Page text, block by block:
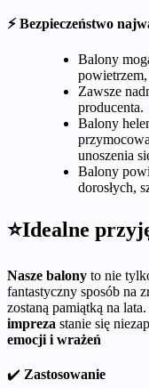
⚡ Bezpieczeństwo
Balony
Zawsze
producenta.
Balony
unoszenia
Balony
dorosłych,
⭐Idealne
Nasze balony to nie
fantastyczny sposób na
zostaną pamiątką na
impreza stanie się
emocji i wrażeń
✔️ Zastosowanie